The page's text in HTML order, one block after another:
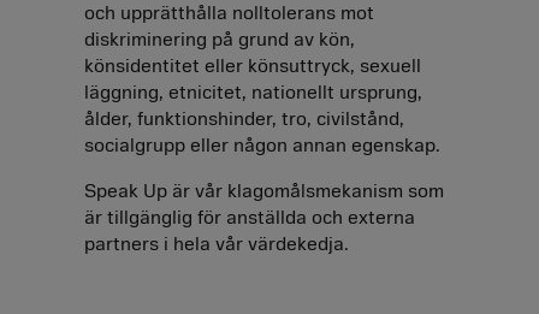
och upprätthålla nolltolerans mot
diskriminering på grund av kön,
könsidentitet eller könsuttryck, sexuell
läggning, etnicitet, nationellt ursprung,
ålder, funktionshinder, tro, civilstånd,
socialgrupp eller någon annan egenskap.
Speak Up är vår klagomålsmekanism som
är tillgänglig för anställda och externa
partners i hela vår värdekedja.